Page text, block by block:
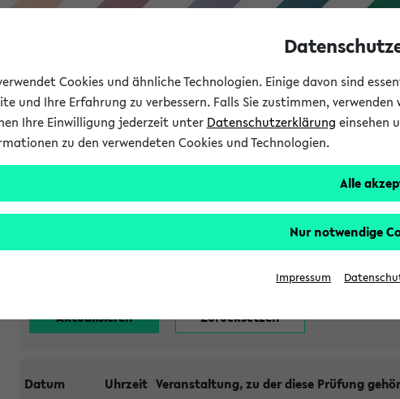
Forschung Studium
Alle noch stattfindenden
Datum Uhrzeit Veranstaltung, zu der diese Prüfung
Cookies und ähnliche Technologien. Einige davon sind
und Ihre Erfahrung zu verbessern. Falls Sie zustimmen,
Ihre Einwilligung jederzeit unter Datenschutzerklärung einsehen
zu den verwendeten Cookies und Technologien.
Alle
Nur notwendige
Impressum